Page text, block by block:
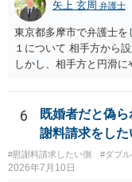
加費用はかかるか、免責
責債権として争う見込み
矢上 玄周 弁護士
東京都多摩市で弁護士を
１について 相手方から
しかし、相手方と円滑
が、期限を守らないの
から連絡するので少々
こともあります。 ２に
は、法的には別の議論
はありません。 例えば
うことを匂わせて不貞関
6
既婚者だと偽
謝料請求をした
#慰謝料請求したい側 #ダブ
2026年7月10日